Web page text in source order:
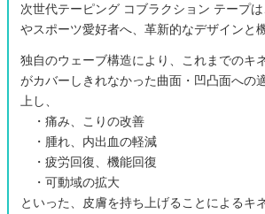
次世代テーピング コブラクション テープ
やスポーツ愛好者へ、革新的なデザインと
独自のウェーブ構造により、これまでのキ
がカバーしきれなかった曲面・凹凸面への
上し、
・痛み、こりの改善
・腫れ、内出血の軽減
・疲労回復、機能回復
・可動域の拡大
といった、皮膚を持ち上げることによるキ